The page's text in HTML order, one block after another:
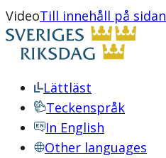
VideoTill innehåll på sidan
Lättläst
Teckenspråk
In English
Other languages